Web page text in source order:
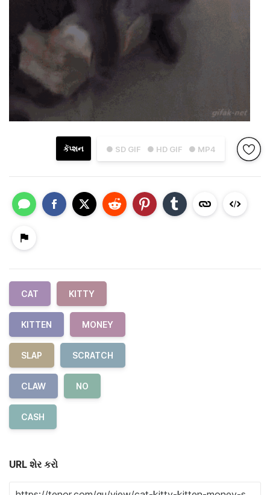
● SD GIF ● HD GIF ● MP4
કૅપ્શન
CAT KITTY
KITTEN MONEY
SLAP SCRATCH
CLAW NO
CASH
URL શેર કરો